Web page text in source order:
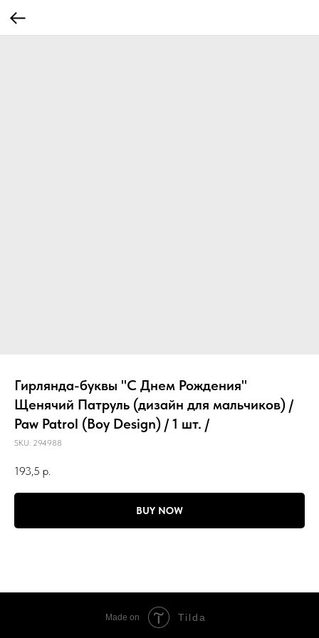
Гирлянда-буквы "С Днем Рождения"
Щенячий Патруль (дизайн для мальчиков) /
Paw Patrol (Boy Design) / 1 шт. /
SKU: 294988
193,5 р.
BUY NOW
Made on Tilda